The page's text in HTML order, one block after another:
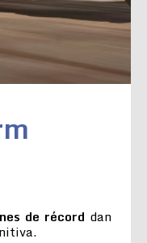
de récord dan